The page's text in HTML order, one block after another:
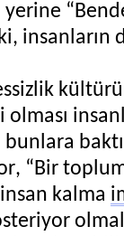
insanların
“Bir
kalma